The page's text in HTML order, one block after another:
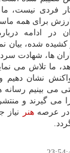
فردی نیست،
ارزش برای همه
در ادامه
شده، بیان
ها، شهادت
ما تلاش می
نشان دهیم و
می بینیم
می گیرند و
در عرصههنر